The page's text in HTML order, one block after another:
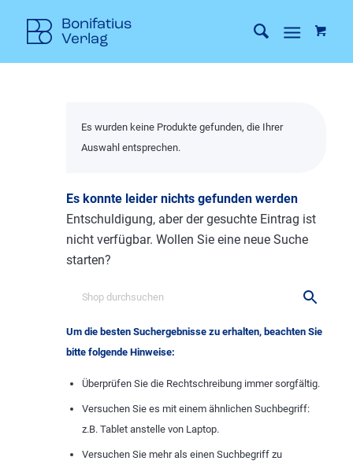
Es wurden keine Produkte gefunden, die Ihrer
Auswahl entsprechen.
Es konnte leider nichts gefunden werden
Entschuldigung, aber der gesuchte Eintrag ist
nicht verfügbar. Wollen Sie eine neue Suche
starten?
Um die besten Suchergebnisse zu erhalten, beachten Sie
bitte folgende Hinweise:
Überprüfen Sie die Rechtschreibung immer sorgfältig.
Versuchen Sie es mit einem ähnlichen Suchbegriff:
z.B. Tablet anstelle von Laptop.
Versuchen Sie mehr als einen Suchbegriff zu